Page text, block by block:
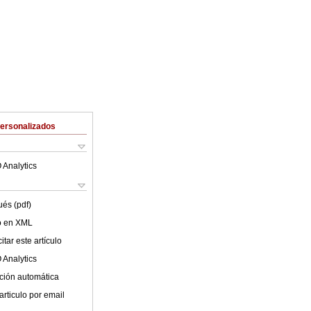
Analytics
(pdf)
en XML
este artículo
Analytics
automática
por email